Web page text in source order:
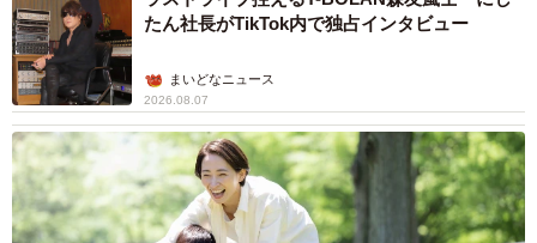
2026.08.07
ヒロさんそっくり」「新たな一面もステキ」
まいどなトピック
2026.08.07
退職金を運用に回せる人は何が違う？ 「退職
金額の多さ」より重要な“ある経験”とは